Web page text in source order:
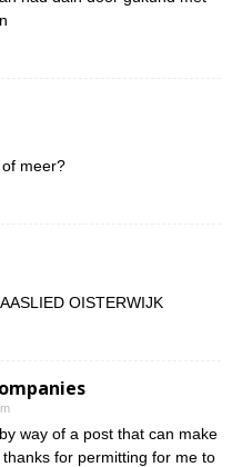
meer?
OISTERWIJK
way of a post that can make
for permitting for me to